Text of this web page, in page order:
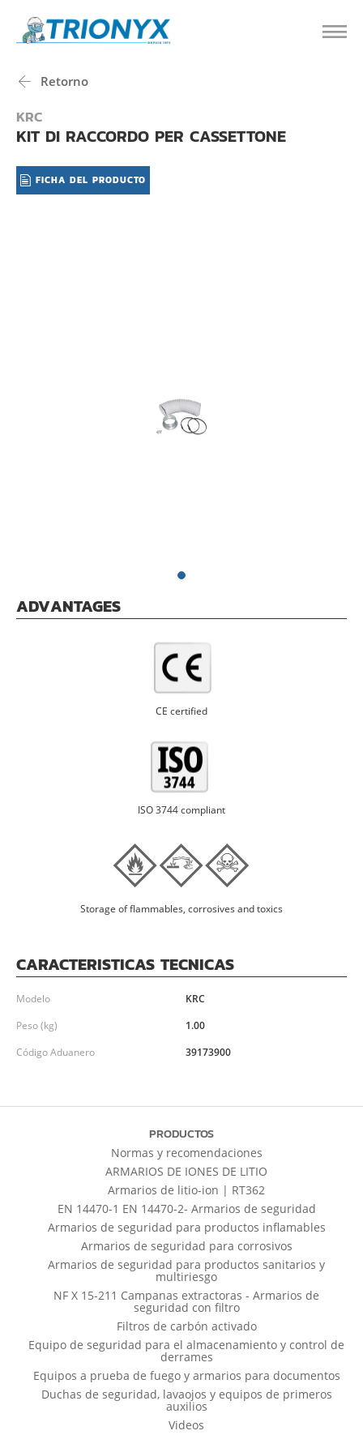
Retorno
KRC
KIT DI RACCORDO PER CASSETTONE
FICHA DEL PRODUCTO
ADVANTAGES
CE certified
ISO 3744 compliant
Storage of flammables, corrosives and toxics
CARACTERISTICAS TECNICAS
Modelo
KRC
Peso (kg)
1.00
Código Aduanero
39173900
PRODUCTOS
Normas y recomendaciones
ARMARIOS DE IONES DE LITIO
Armarios de litio-ion | RT362
EN 14470-1 EN 14470-2- Armarios de seguridad
Armarios de seguridad para productos inflamables
Armarios de seguridad para corrosivos
Armarios de seguridad para productos sanitarios y
multiriesgo
NF X 15-211 Campanas extractoras - Armarios de
seguridad con filtro
Filtros de carbón activado
Equipo de seguridad para el almacenamiento y control de
derrames
Equipos a prueba de fuego y armarios para documentos
Duchas de seguridad, lavaojos y equipos de primeros
auxilios
Videos